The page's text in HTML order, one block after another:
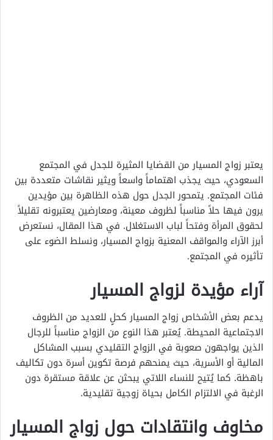
يعتبر زواج المسيار من القضايا المثيرة للجدل في المجتمع
السعودي، حيث يجذب اهتماماً واسعاً ويثير نقاشات متعددة بين
فئات المجتمع. يتمحور الجدل حول هذه الظاهرة بين مؤيدين
يرون فيها حلاً مناسباً لظروف معينة، ومعارضين يعتبرونه تقليلاً
لحقوق المرأة وفتحاً لباب الاستغلال. في هذا المقال، نستعرض
أبرز الآراء والمواقف المعنية بزواج المسيار، ونسلط الضوء على
تأثيره في المجتمع.
آراء مؤيدة لزواج المسيار
يدعم بعض الأشخاص زواج المسيار كحلٍ للعديد من الظروف
الاجتماعية المحيطة. يُعتبر هذا النوع من الزواج مناسباً للرجال
الذين يواجهون صعوبة في الزواج التقليدي بسبب المشاكل
المالية أو الأسرية، حيث يمنحهم فرصة تكوين أسرة دون تكاليف
باهظة. كما يُتيح للنساء اللاتي يبحثن عن علاقة مستقرة دون
الرغبة في الالتزام الكامل بحياة زوجية تقليدية.
مخاوف وانتقادات حول زواج المسيار